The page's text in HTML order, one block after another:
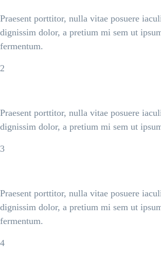
Praesent porttitor, nulla vitae posuere
dignissim dolor, a pretium mi sem ut
fermentum.
2
Praesent porttitor, nulla vitae posuere
dignissim dolor, a pretium mi sem ut
3
Praesent porttitor, nulla vitae posuere
dignissim dolor, a pretium mi sem ut
fermentum.
4